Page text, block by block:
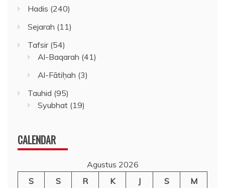
Hadis (240)
Sejarah (11)
Tafsir(54)
Al-Baqarah (41)
Al-Fātiḥah (3)
Tauhid (95)
Syubhat (19)
CALENDAR
Agustus 2026
S
S R K J S
M